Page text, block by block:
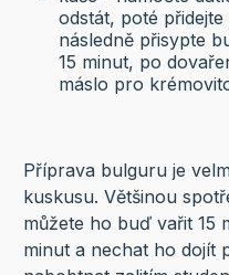
odstát, poté
následně přisypte
15 minut, po
máslo pro
Příprava bulguru je
kuskusu. Většinou
můžete ho buď vařit 15
minut a nechat ho dojít